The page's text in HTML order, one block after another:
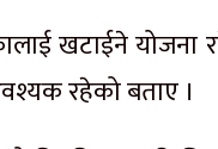
खटाईने योजना
रहेको बताए ।